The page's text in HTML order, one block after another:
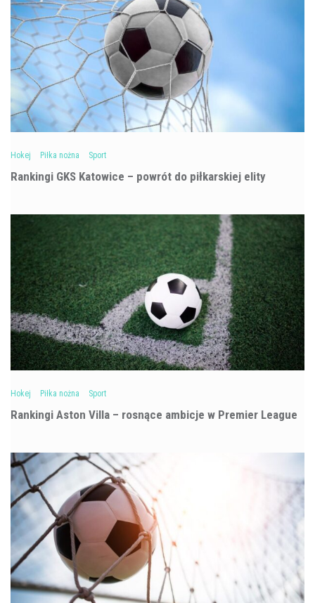
Hokej Piłka nożna Sport
Rankingi GKS Katowice – powrót do piłkarskiej elity
Hokej Piłka nożna Sport
Rankingi Aston Villa – rosnące ambicje w Premier League